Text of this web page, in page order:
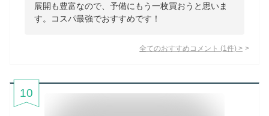
展開も豊富なので、予備にもう一枚買おうと思いま
す。コスパ最強でおすすめです！
全てのおすすめコメント (1 件) >
10